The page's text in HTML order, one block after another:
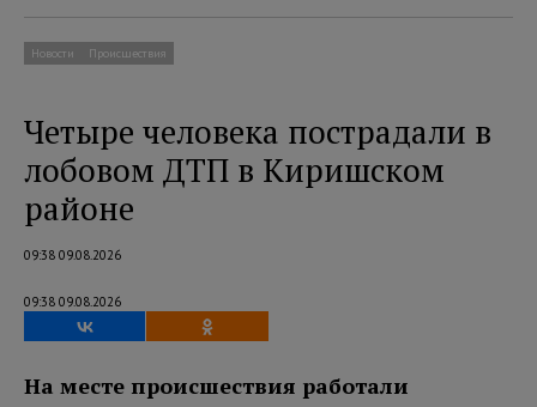
Новости Происшествия
Четыре человека пострадали в
лобовом ДТП в Киришском
районе
09:38 09.08.2026
09:38 09.08.2026
На месте происшествия работали